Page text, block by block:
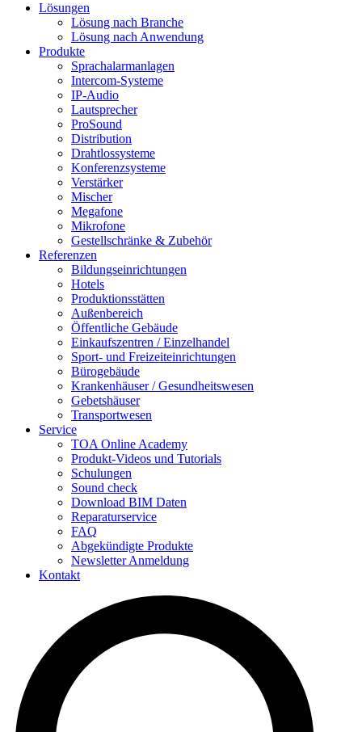
Lösungen
Lösung nach Branche
Lösung nach Anwendung
Produkte
Sprachalarmanlagen
Intercom-Systeme
IP-Audio
Lautsprecher
ProSound
Distribution
Drahtlossysteme
Konferenzsysteme
Verstärker
Mischer
Megafone
Mikrofone
Gestellschränke & Zubehör
Referenzen
Bildungseinrichtungen
Hotels
Produktionsstätten
Außenbereich
Öffentliche Gebäude
Einkaufszentren / Einzelhandel
Sport- und Freizeiteinrichtungen
Bürogebäude
Krankenhäuser / Gesundheitswesen
Gebetshäuser
Transportwesen
Service
TOA Online Academy
Produkt-Videos und Tutorials
Schulungen
Sound check
Download BIM Daten
Reparaturservice
FAQ
Abgekündigte Produkte
Newsletter Anmeldung
Kontakt